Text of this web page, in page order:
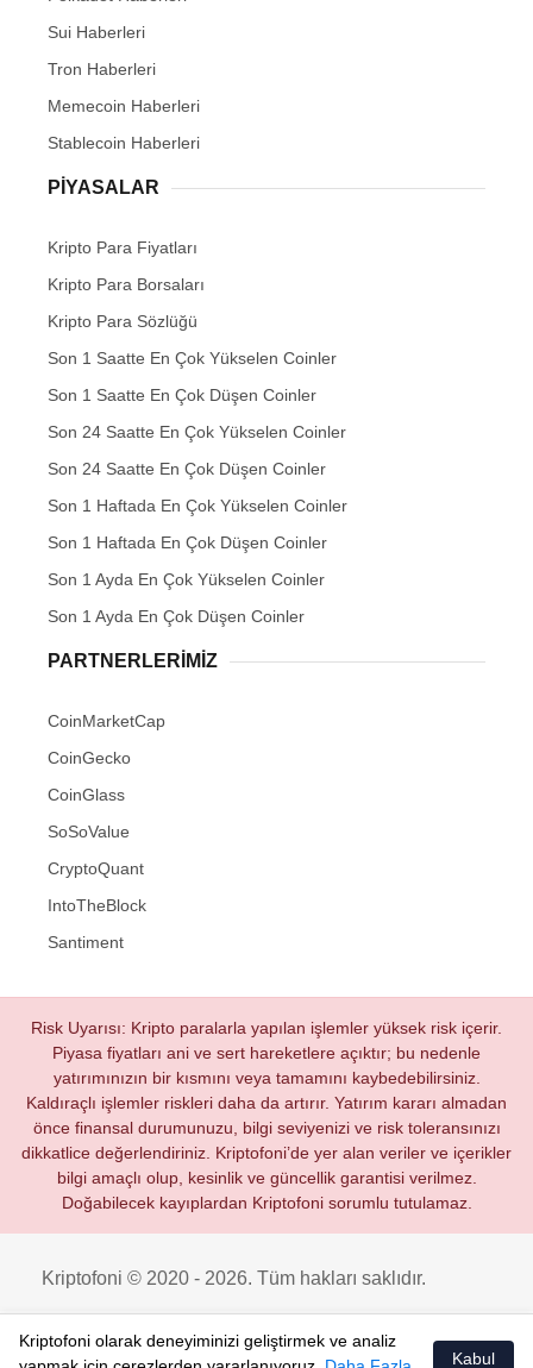
Sui Haberleri
Tron Haberleri
Memecoin Haberleri
Stablecoin Haberleri
PIYASALAR
Kripto Para Fiyatları
Kripto Para Borsaları
Kripto Para Sözlüğü
Son 1 Saatte En Çok Yükselen Coinler
Son 1 Saatte En Çok Düşen Coinler
Son 24 Saatte En Çok Yükselen Coinler
Son 24 Saatte En Çok Düşen Coinler
Son 1 Haftada En Çok Yükselen Coinler
Son 1 Haftada En Çok Düşen Coinler
Son 1 Ayda En Çok Yükselen Coinler
Son 1 Ayda En Çok Düşen Coinler
PARTNERLERIMIZ
CoinMarketCap
CoinGecko
CoinGlass
SoSoValue
CryptoQuant
IntoTheBlock
Santiment
Risk Uyarısı: Kripto paralarla yapılan işlemler yüksek risk içerir.
Piyasa fiyatları ani ve sert hareketlere açıktır; bu nedenle
yatırımınızın bir kısmını veya tamamını kaybedebilirsiniz.
Kaldıraçlı işlemler riskleri daha da artırır. Yatırım kararı almadan
önce finansal durumunuzu, bilgi seviyenizi ve risk toleransınızı
dikkatlice değerlendiriniz. Kriptofoni’de yer alan veriler ve içerikler
bilgi amaçlı olup, kesinlik ve güncellik garantisi verilmez.
Doğabilecek kayıplardan Kriptofoni sorumlu tutulamaz.
Kriptofoni © 2020 - 2026. Tüm hakları saklıdır.
Kriptofoni olarak deneyiminizi geliştirmek ve analiz
Kabul